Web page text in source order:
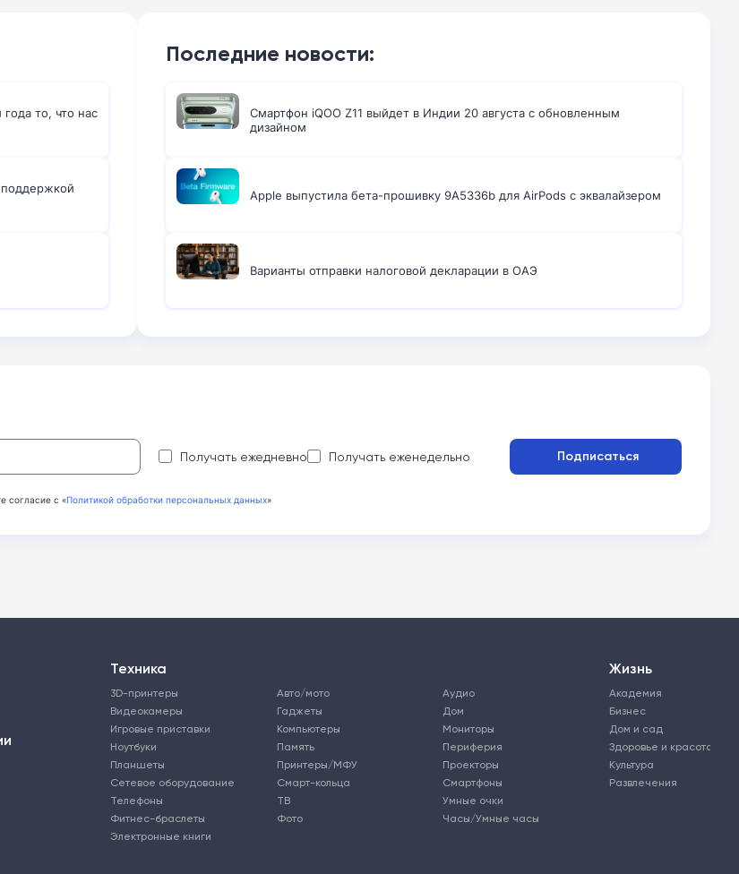
то, что нас
Последние новости:
Смартфон iQOO Z11 выйдет в Индии 20 августа с обновленным
дизайном
Apple выпустила бета-прошивку 9A5336b для AirPods с эквалайзером
Варианты отправки налоговой декларации в ОАЭ
Получать ежедневно Получать еженедельно Подписаться
согласие с «Политикой обработки персональных данных»
Техника
3D-принтеры Авто/мото
Аудио
Видеокамеры
Гаджеты
Дом
Игровые приставки
Компьютеры
Мониторы
Ноутбуки
Память
Периферия
Планшеты
Принтеры/МФУ
Проекторы
Сетевое оборудование
Смарт-кольца
Смартфоны
Телефоны
ТВ
Умные очки
Фитнес-браслеты
Фото
Часы/Умные часы
Электронные книги
Жизнь
Академия
Бизнес
Дом и сад
Здоровье и красота
Культура
Развлечения